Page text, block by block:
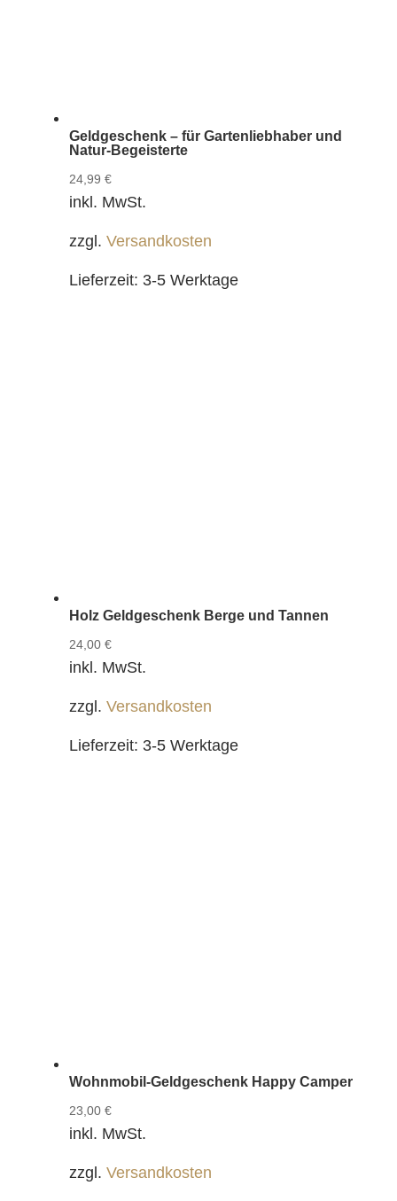
Geldgeschenk – für Gartenliebhaber und
Natur-Begeisterte
24,99 €
inkl. MwSt.
zzgl. Versandkosten
Lieferzeit: 3-5 Werktage
Holz Geldgeschenk Berge und Tannen
24,00 €
inkl. MwSt.
zzgl. Versandkosten
Lieferzeit: 3-5 Werktage
Wohnmobil-Geldgeschenk Happy Camper
23,00 €
inkl. MwSt.
zzgl. Versandkosten